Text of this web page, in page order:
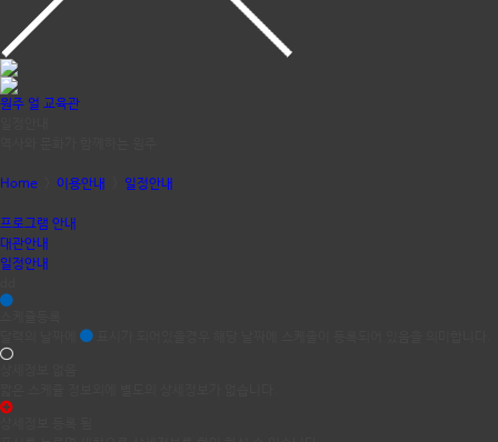
원주 얼 교육관
Home 이용안내 일정안내
프로그램 안내
대관안내
일정안내